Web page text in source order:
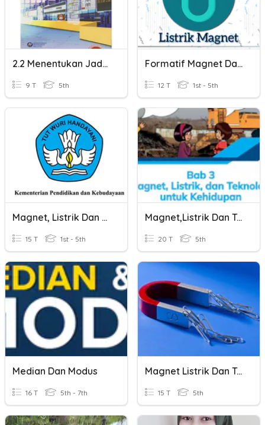
2.2 Menentukan Jadual, Rekod Dan Medan
9 T 5th
Formatif Magnet Dan Listrik
12 T 1st - 5th
Magnet, Listrik Dan Tekhnologiinya
15 T 1st - 5th
Magnet,listrik Dan Teknologi
20 T 5th
Median Dan Modus
16 T 5th - 7th
Magnet Listrik Dan Teknologi Quiz
15 T 5th